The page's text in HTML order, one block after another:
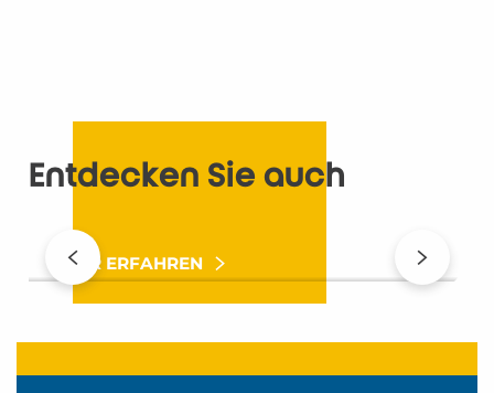
Entdecken Sie auch
MEHR ERFAHREN